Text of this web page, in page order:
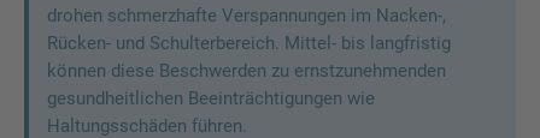
drohen schmerzhafte Verspannungen im Nacken-,
Rücken- und Schulterbereich. Mittel- bis langfristig
können diese Beschwerden zu ernstzunehmenden
gesundheitlichen Beeinträchtigungen wie
Haltungsschäden führen.